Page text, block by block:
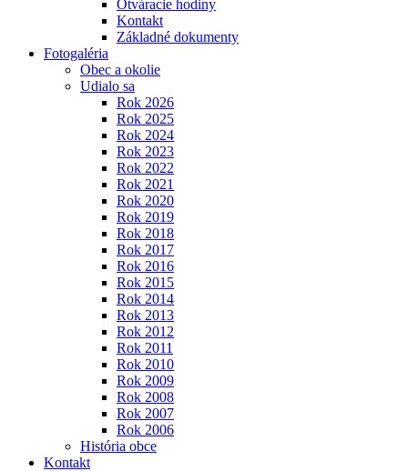
Otváracie hodiny
Kontakt
Základné dokumenty
Fotogaléria
Obec a okolie
Udialo sa
Rok 2026
Rok 2025
Rok 2024
Rok 2023
Rok 2022
Rok 2021
Rok 2020
Rok 2019
Rok 2018
Rok 2017
Rok 2016
Rok 2015
Rok 2014
Rok 2013
Rok 2012
Rok 2011
Rok 2010
Rok 2009
Rok 2008
Rok 2007
Rok 2006
História obce
Kontakt